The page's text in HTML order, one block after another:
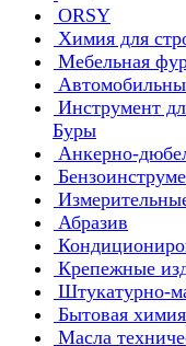
ORSY
Химия для
Мебельная
Инструмент
Буры
Анкерно-
Абразив
Крепежные
Штукатурно-
Бытовая химия
Масла